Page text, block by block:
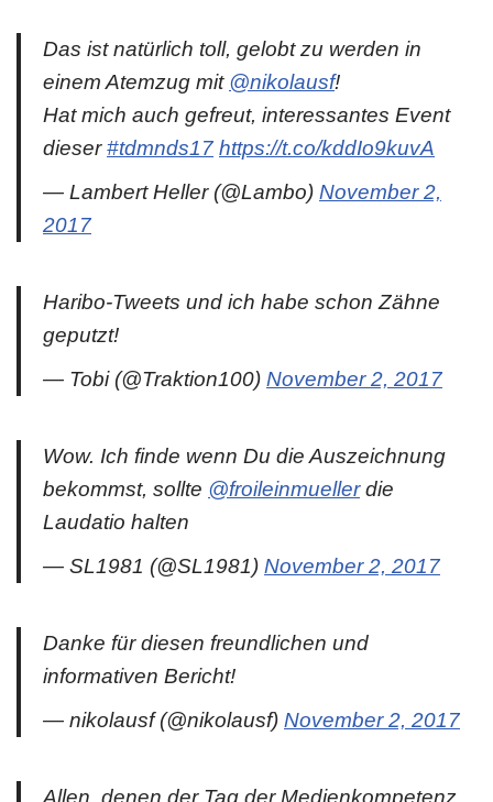
Das ist natürlich toll, gelobt zu werden in
einem Atemzug mit @nikolausf!
Hat mich auch gefreut, interessantes Event
dieser#tdmnds17 https://t.co/kddIo9kuvA
— Lambert Heller (@Lambo) November 2,
2017
Haribo-Tweets und ich habe schon Zähne
geputzt!
— Tobi (@Traktion100) November 2, 2017
Wow. Ich finde wenn Du die Auszeichnung
bekommst, sollte @froileinmuellerdie
Laudatio halten
— SL1981 (@SL1981) November 2, 2017
Danke für diesen freundlichen und
informativen Bericht!
— nikolausf (@nikolausf) November 2, 2017
Allen, denen der Tag der Medienkompetenz